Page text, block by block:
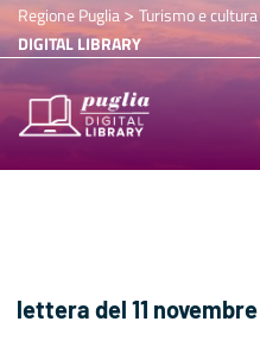
Regione Puglia> Turismo e cultura
DIGITAL LIBRARY
lettera del 11 novembre